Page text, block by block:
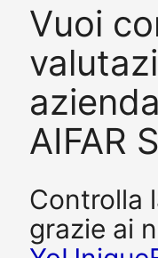
Vuoi
AIFAR
Controlla
grazie ai